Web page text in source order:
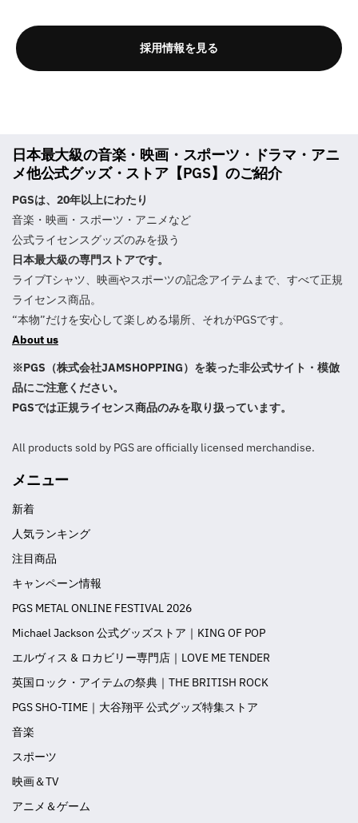
採用情報を見る
日本最大級の音楽・映画・スポーツ・ドラマ・アニ
メ他公式グッズ・ストア【PGS】のご紹介
PGSは、20年以上にわたり
音楽・映画・スポーツ・アニメなど
公式ライセンスグッズのみを扱う
日本最大級の専門ストアです。
ライブTシャツ、映画やスポーツの記念アイテムまで、すべて正規
ライセンス商品。
“本物”だけを安心して楽しめる場所、それがPGSです。
About us
※PGS（株式会社JAMSHOPPING）を装った非公式サイト・模倣
品にご注意ください。
PGSでは正規ライセンス商品のみを取り扱っています。
All products sold by PGS are officially licensed merchandise.
メニュー
新着
人気ランキング
注目商品
キャンペーン情報
PGS METAL ONLINE FESTIVAL 2026
Michael Jackson 公式グッズストア｜KING OF POP
エルヴィス & ロカビリー専門店｜LOVE ME TENDER
英国ロック・アイテムの祭典｜THE BRITISH ROCK
PGS SHO-TIME｜大谷翔平 公式グッズ特集ストア
音楽
スポーツ
映画＆TV
アニメ＆ゲーム